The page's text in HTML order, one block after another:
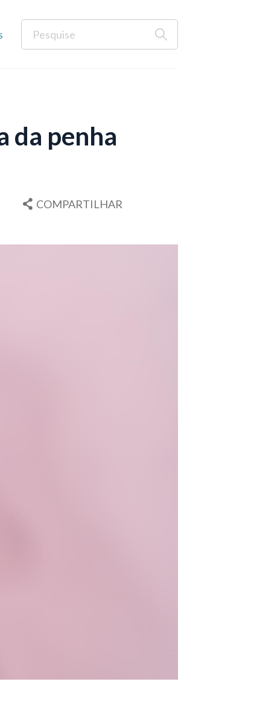
da penha
COMPARTILHAR